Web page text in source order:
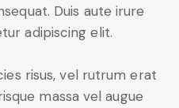
Duis aute irure
adipiscing elit.
risus, vel rutrum erat
massa vel augue